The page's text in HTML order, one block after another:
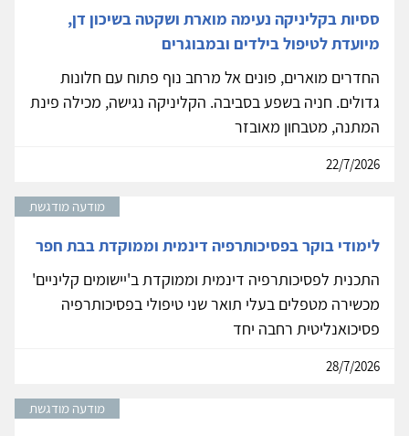
ססיות בקליניקה נעימה מוארת ושקטה בשיכון דן,
מיועדת לטיפול בילדים ובמבוגרים
החדרים מוארים, פונים אל מרחב נוף פתוח עם חלונות
גדולים. חניה בשפע בסביבה. הקליניקה נגישה, מכילה פינת
המתנה, מטבחון מאובזר
22/7/2026
מודעה מודגשת
לימודי בוקר בפסיכותרפיה דינמית וממוקדת בבת חפר
התכנית לפסיכותרפיה דינמית וממוקדת ב'יישומים קליניים'
מכשירה מטפלים בעלי תואר שני טיפולי בפסיכותרפיה
פסיכואנליטית רחבה יחד
28/7/2026
מודעה מודגשת